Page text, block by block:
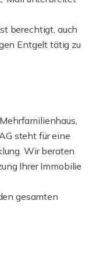
berechtigt, auch
Entgelt tätig zu
steht für eine
Wir beraten
Ihrer Immobilie
gesamten